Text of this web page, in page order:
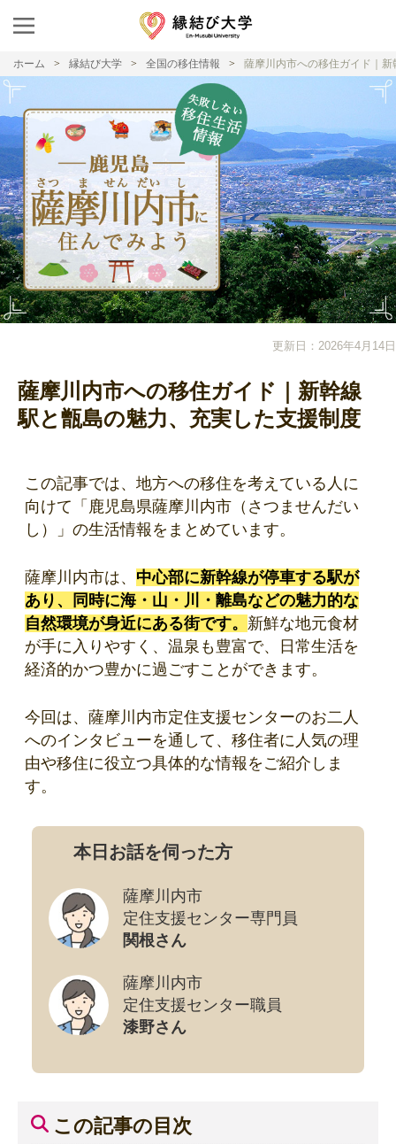
ホーム 縁結び大学 全国の移住情報 薩摩川内市への移住ガイド｜
更新日：2026年4月14日
薩摩川内市への移住ガイド｜新幹線
駅と甑島の魅力、充実した支援制度
この記事では、地方への移住を考えている人に
向けて「鹿児島県薩摩川内市（さつませんだい
し）」の生活情報をまとめています。
薩摩川内市は、 中心部に新幹線が停車する駅が
あり、同時に海・山・川・離島などの魅力的な
自然環境が身近にある街です。 新鮮な地元食材
が手に入りやすく、温泉も豊富で、日常生活を
経済的かつ豊かに過ごすことができます。
今回は、薩摩川内市定住支援センターのお二人
へのインタビューを通して、移住者に人気の理
由や移住に役立つ具体的な情報をご紹介しま
す。
本日お話を伺った方
薩摩川内市
定住支援センター専門員
関根さん
薩摩川内市
定住支援センター職員
漆野さん
この記事の目次